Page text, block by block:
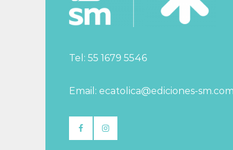
Tel: 55 1679 5546
Email: ecatolica@ediciones-